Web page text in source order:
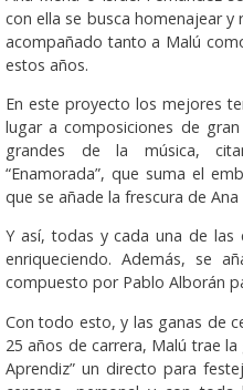
con ella se busca homenajear
acompañado tanto a Malú
estos años.
En este proyecto los mejores
lugar a composiciones de
grandes de la música,
“Enamorada”, que suma el
que se añade la frescura de Ana
Y así, todas y cada una de las
enriqueciendo. Además, se
compuesto por Pablo Alborán
Con todo esto, y las ganas de
25 años de carrera, Malú trae
Aprendiz” un directo para